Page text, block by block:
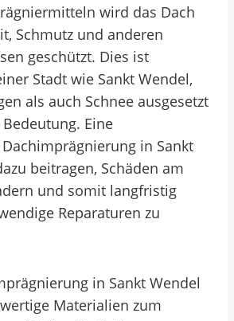
wird das Dach
Schmutz und anderen
geschützt. Dies ist
Stadt wie Sankt Wendel,
als auch Schnee ausgesetzt
Eine
in Sankt
beitragen, Schäden am
und somit langfristig
Reparaturen zu
in Sankt Wendel
Materialien zum